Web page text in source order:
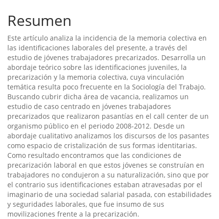
artículo
Resumen
Este artí­culo analiza la incidencia de la memoria colectiva en
las identificaciones laborales del presente, a través del
estudio de jóvenes trabajadores precarizados. Desarrolla un
abordaje teórico sobre las identificaciones juveniles, la
precarización y la memoria colectiva, cuya vinculación
temática resulta poco frecuente en la Sociologí­a del Trabajo.
Buscando cubrir dicha área de vacancia, realizamos un
estudio de caso centrado en jóvenes trabajadores
precarizados que realizaron pasantí­as en el call center de un
organismo público en el periodo 2008-2012. Desde un
abordaje cualitativo analizamos los discursos de los pasantes
como espacio de cristalización de sus formas identitarias.
Como resultado encontramos que las condiciones de
precarización laboral en que estos jóvenes se construí­an en
trabajadores no condujeron a su naturalización, sino que por
el contrario sus identificaciones estaban atravesadas por el
imaginario de una sociedad salarial pasada, con estabilidades
y seguridades laborales, que fue insumo de sus
movilizaciones frente a la precarización.